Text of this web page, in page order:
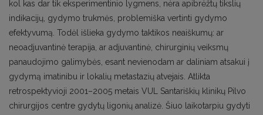
kol kas dar tik eksperimentinio lygmens, nėra apibrėžtų tikslių
indikacijų, gydymo trukmės, problemiška vertinti gydymo
efektyvumą. Todėl išlieka gydymo taktikos neaiškumų: ar
neoadjuvantinė terapija, ar adjuvantinė, chirurginių veiksmų
panaudojimo galimybės, esant nevienodam ar daliniam atsakui į
gydymą imatinibu ir lokalių metastazių atvejais. Atlikta
retrospektyvioji 2001–2005 metais VUL Santariškių klinikų Pilvo
chirurgijos centre gydytų ligonių analizė. Šiuo laikotarpiu gydyti